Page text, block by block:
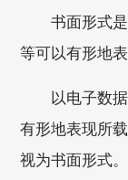
书面形式
等可以有形地
以电子数
有形地表现所
视为书面形式。